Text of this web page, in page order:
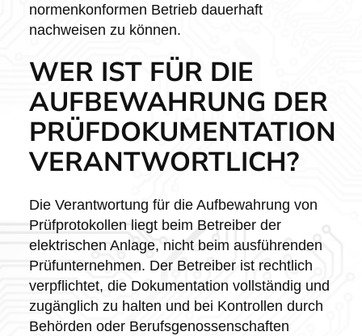
normenkonformen Betrieb dauerhaft
nachweisen zu können.
WER IST FÜR DIE
AUFBEWAHRUNG DER
PRÜFDOKUMENTATION
VERANTWORTLICH?
Die Verantwortung für die Aufbewahrung von
Prüfprotokollen liegt beim Betreiber der
elektrischen Anlage, nicht beim ausführenden
Prüfunternehmen. Der Betreiber ist rechtlich
verpflichtet, die Dokumentation vollständig und
zugänglich zu halten und bei Kontrollen durch
Behörden oder Berufsgenossenschaften